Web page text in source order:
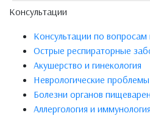
Консультации
Консультации по вопросам
Острые респираторные
Акушерство и гинекология
Неврологические проблемы
Болезни органов
Аллергология и иммунология